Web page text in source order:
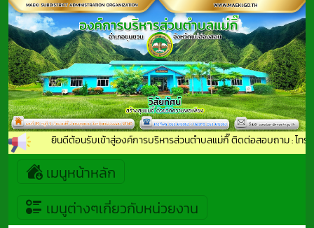
ยินดีต้อนรับเข้าสู่องค์การบริหารส่วนตำบลแม่กิ๊ ติดต่อสอบถาม : โทรศั
เมนูหน้าหลัก
เมนูต่างๆเกี่ยวกับหน่วยงาน